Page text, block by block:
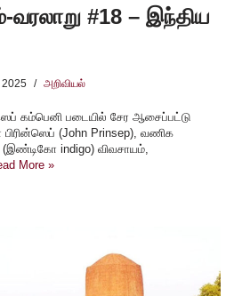
#18 – இந்திய
அறிவியல்
கம்பெனி படையில் சேர ஆசைப்பட்டு
(John Prinsep), வணிக
(இண்டிகோ indigo) விவசாயம்,
More »